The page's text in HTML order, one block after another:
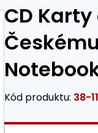
CD
Kód produktu: 38-